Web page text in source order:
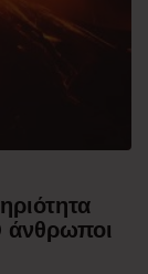
άνθρωποι